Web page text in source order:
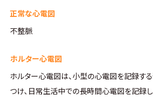
正常な心電図
不整脈
ホルター心電図
ホルター心電図は、小型の心電図を記録す
つけ、日常生活中での長時間心電図を記録し